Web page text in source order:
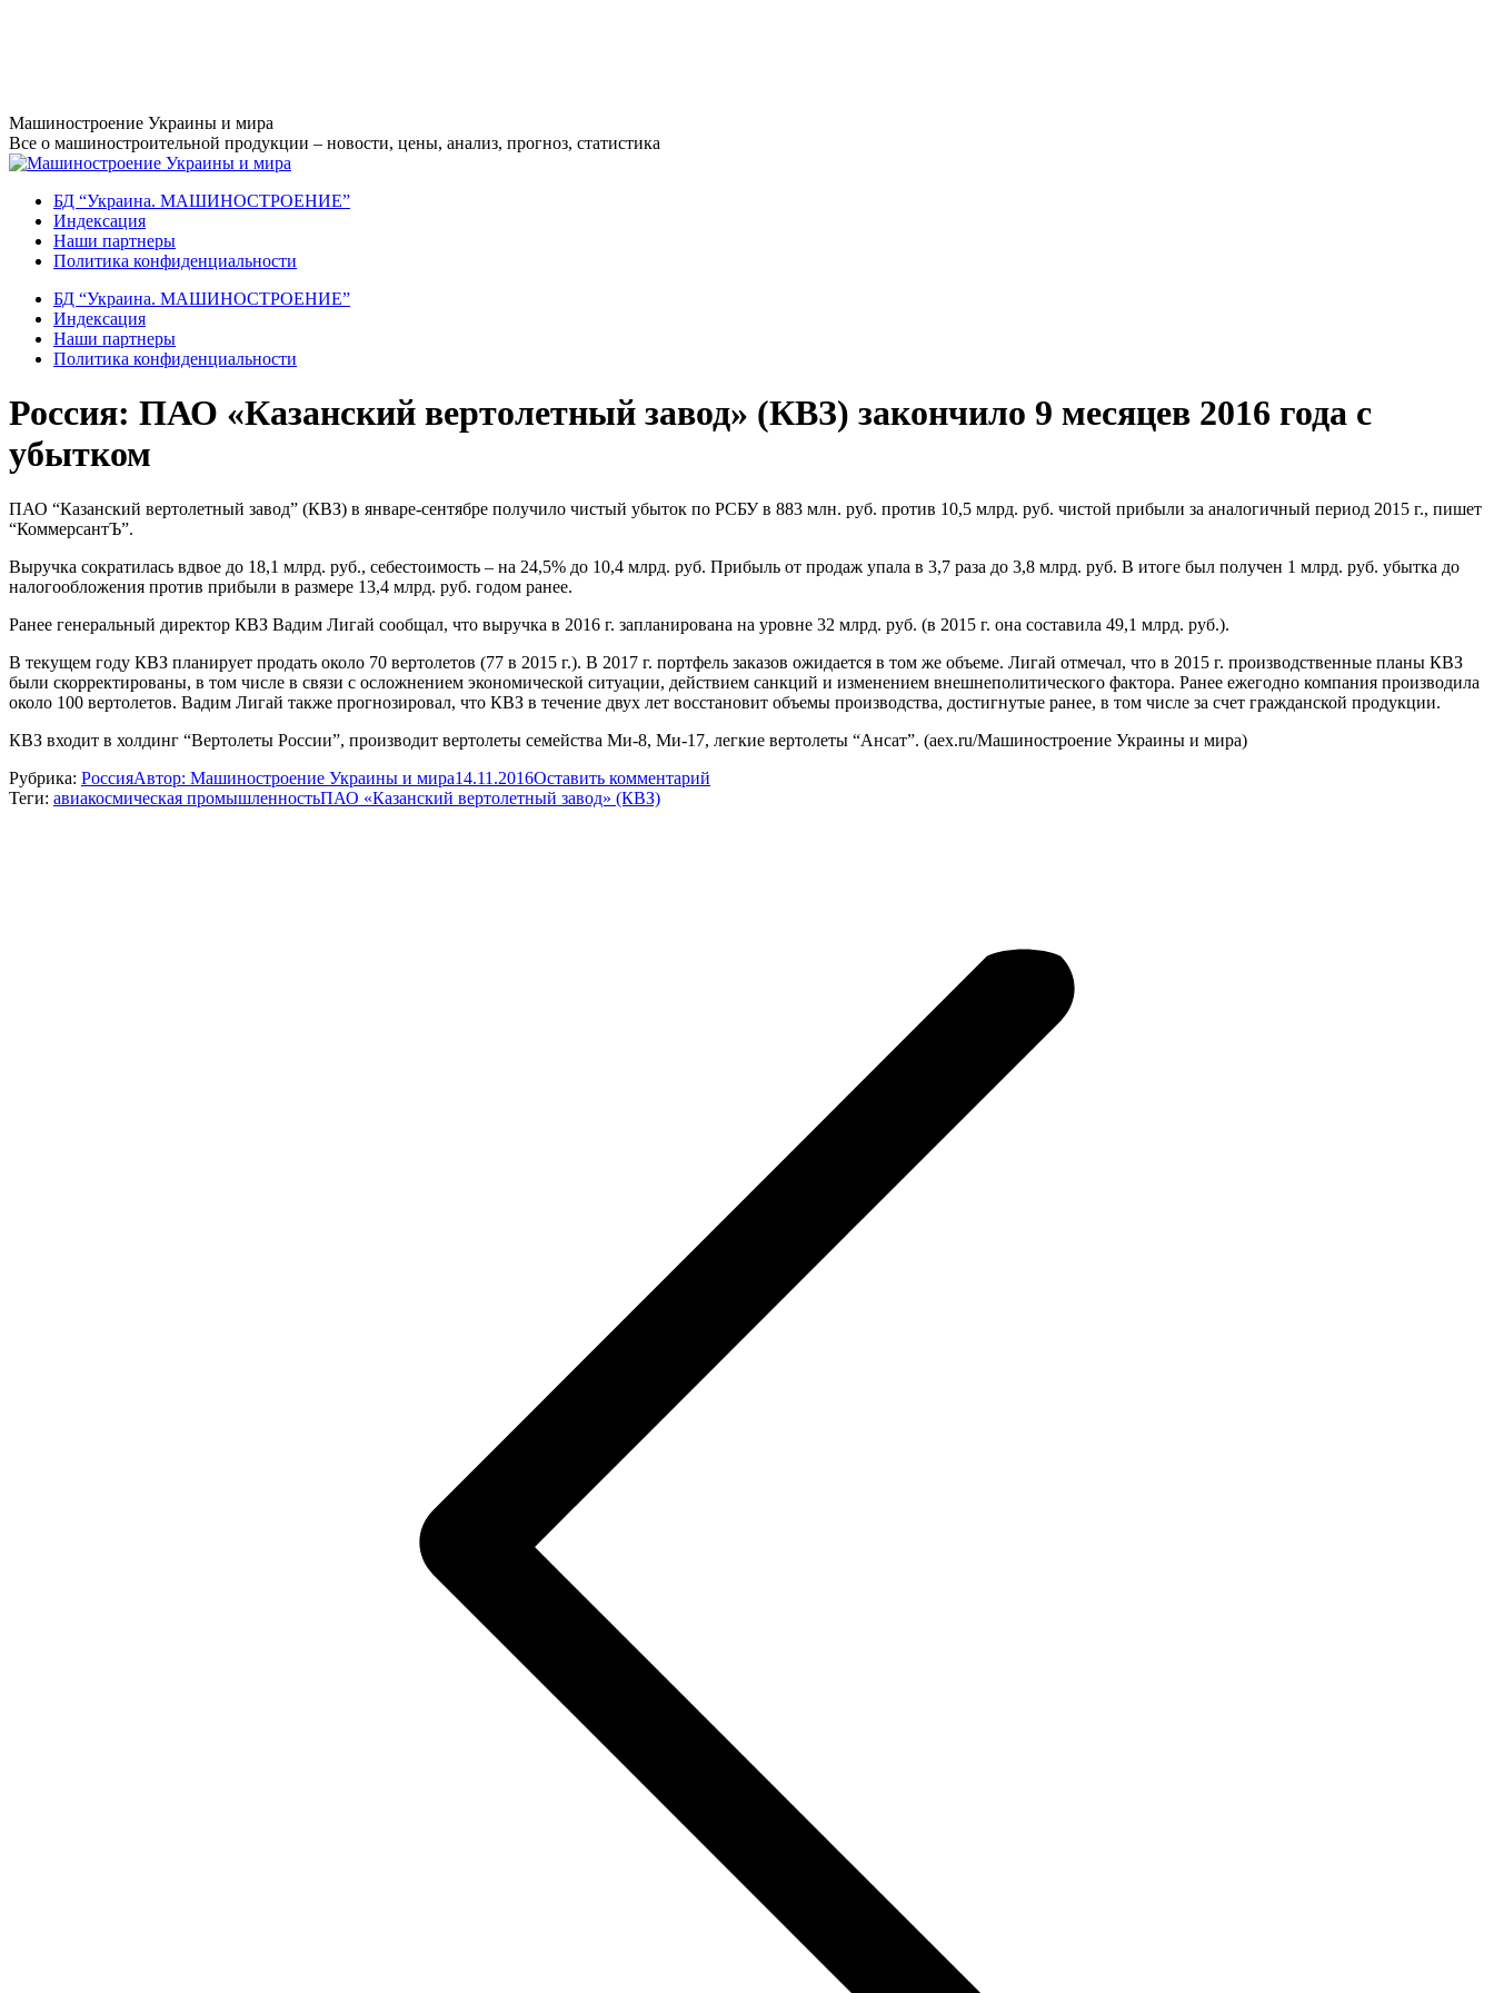
Перейти
к
содержанию
Машиностроение Украины и мира
Все о машиностроительной продукции – новости, цены, анализ, прогноз, статистика
БД “Украина. МАШИНОСТРОЕНИЕ”
Индекcация
Наши партнеры
Политика конфиденциальности
БД “Украина. МАШИНОСТРОЕНИЕ”
Индекcация
Наши партнеры
Политика конфиденциальности
Россия: ПАО «Казанский вертолетный завод» (КВЗ) закончило 9 месяцев 2016 года с
убытком
ПАО “Казанский вертолетный завод” (КВЗ) в январе-сентябре получило чистый убыток по РСБУ в 883 млн. руб. против 10,5 млрд. руб. чистой прибыли за аналогичный период 2015 г., пишет
“КоммерсантЪ”.
Выручка сократилась вдвое до 18,1 млрд. руб., себестоимость – на 24,5% до 10,4 млрд. руб. Прибыль от продаж упала в 3,7 раза до 3,8 млрд. руб. В итоге был получен 1 млрд. руб. убытка до
налогообложения против прибыли в размере 13,4 млрд. руб. годом ранее.
Ранее генеральный директор КВЗ Вадим Лигай сообщал, что выручка в 2016 г. запланирована на уровне 32 млрд. руб. (в 2015 г. она составила 49,1 млрд. руб.).
В текущем году КВЗ планирует продать около 70 вертолетов (77 в 2015 г.). В 2017 г. портфель заказов ожидается в том же объеме. Лигай отмечал, что в 2015 г. производственные планы КВЗ
были скорректированы, в том числе в связи с осложнением экономической ситуации, действием санкций и изменением внешнеполитического фактора. Ранее ежегодно компания производила
около 100 вертолетов. Вадим Лигай также прогнозировал, что КВЗ в течение двух лет восстановит объемы производства, достигнутые ранее, в том числе за счет гражданской продукции.
КВЗ входит в холдинг “Вертолеты России”, производит вертолеты семейства Ми-8, Ми-17, легкие вертолеты “Ансат”. (aex.ru/Машиностроение Украины и мира)
Рубрика: РоссияАвтор: Машиностроение Украины и мира14.11.2016Оставить комментарий
Теги: авиакосмическая промышленностьПАО «Казанский вертолетный завод» (КВЗ)